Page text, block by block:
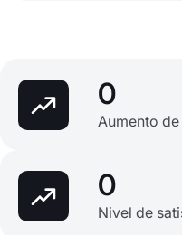
0
Aumento
0
Nivel de